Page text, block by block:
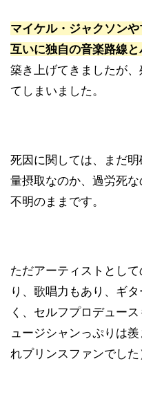
マイケル・ジャクソン
互いに独自の音楽路線
築き上げてきましたが
てしまいました。
死因に関しては、まだ
量摂取なのか、過労死
不明のままです。
ただアーティストとし
り、歌唱力もあり、ギ
く、セルフプロデュー
ュージシャンっぷりは
れプリンスファンでした